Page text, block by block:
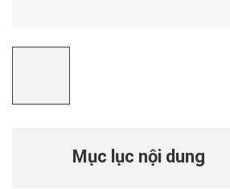
Mục lục nội dung